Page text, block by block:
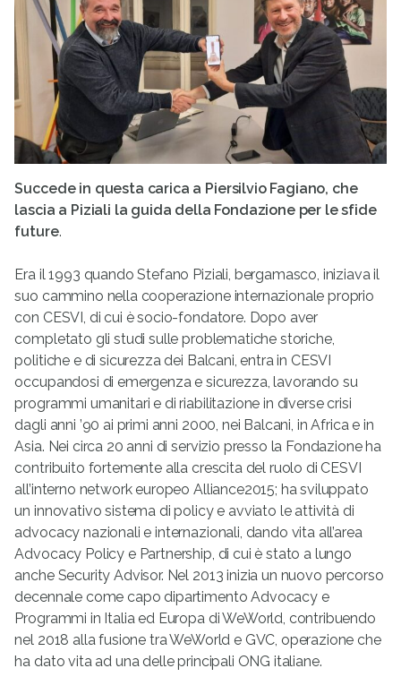
Succede in questa carica a Piersilvio Fagiano, che
lascia a Piziali la guida della Fondazione per le sfide
future.
Era il 1993 quando Stefano Piziali, bergamasco, iniziava il
suo cammino nella cooperazione internazionale proprio
con CESVI, di cui è socio-fondatore. Dopo aver
completato gli studi sulle problematiche storiche,
politiche e di sicurezza dei Balcani, entra in CESVI
occupandosi di emergenza e sicurezza, lavorando su
programmi umanitari e di riabilitazione in diverse crisi
dagli anni ’90 ai primi anni 2000, nei Balcani, in Africa e in
Asia. Nei circa 20 anni di servizio presso la Fondazione ha
contribuito fortemente alla crescita del ruolo di CESVI
all’interno network europeo Alliance2015; ha sviluppato
un innovativo sistema di policy e avviato le attività di
advocacy nazionali e internazionali, dando vita all’area
Advocacy Policy e Partnership, di cui è stato a lungo
anche Security Advisor. Nel 2013 inizia un nuovo percorso
decennale come capo dipartimento Advocacy e
Programmi in Italia ed Europa di WeWorld, contribuendo
nel 2018 alla fusione tra WeWorld e GVC, operazione che
ha dato vita ad una delle principali ONG italiane.